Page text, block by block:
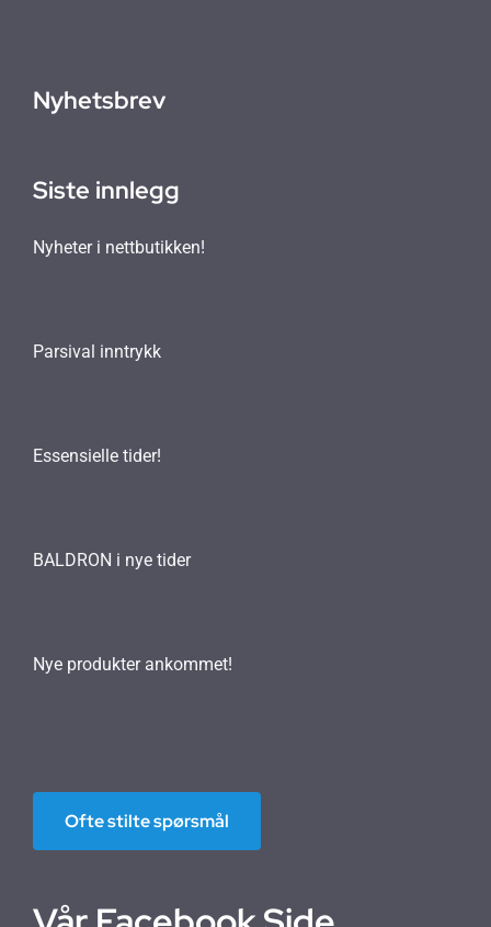
Nyhetsbrev
Siste innlegg
Nyheter i nettbutikken!
Parsival inntrykk
Essensielle tider!
BALDRON i nye tider
Nye produkter ankommet!
Ofte stilte spørsmål